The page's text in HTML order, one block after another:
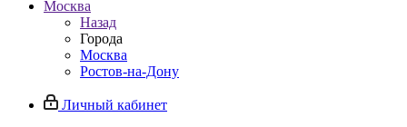
Москва
Назад
Города
Москва
Ростов-на-Дону
Личный кабинет